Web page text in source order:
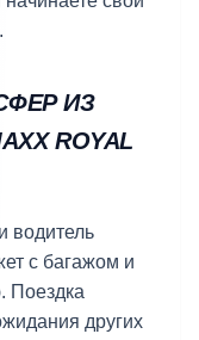
ИЗ
ROYAL
водитель
с багажом и
Поездка
других